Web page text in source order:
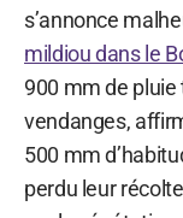
s’annonce
mildiou dans le
900 mm de
vendanges,
500 mm
perdu leur